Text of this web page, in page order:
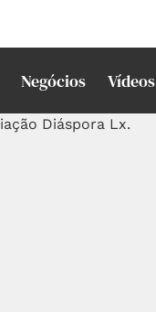
Negócios Vídeos